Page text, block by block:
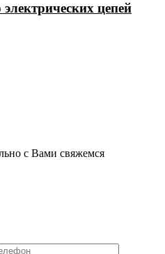
цепей
с Вами свяжемся